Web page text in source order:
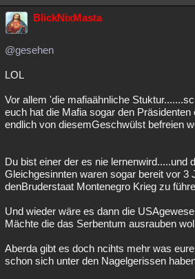
BlickNixMasta
@gesehen
LOL
Vor allem 'die mafiaähnliche
euch hat die Mafia sogar den
endlich von diesemGeschwülst befreien
Du bist einer der es nie lernenwird.....und
Gleichgesinnten waren sogar bereit vor 3
denBruderstaat Montenegro Krieg zu
Und wieder wäre es dann die
Mächte die das Serbentum ausrauben
Aberda gibt es doch ncihts mehr was
schon sich unter den Nagelgerissen